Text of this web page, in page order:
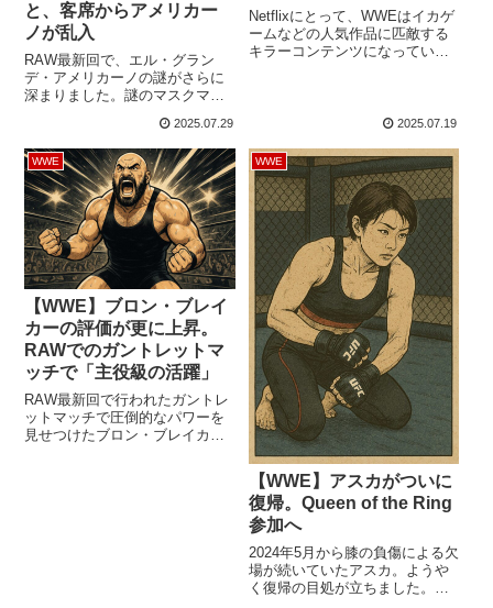
と、客席からアメリカー
ノが乱入
RAW最新回で、エル・グラン
デ・アメリカーノの謎がさらに
深まりました。謎のマスクマン
Judgement Day（フィン・ベイ
ラー＆JDマクドナー）と
LWO（クルーズ・デル・トロ＆
ホアキン・ワイルド）による
WWE世界タッグ王座戦の中盤、
まず「おなじみ」の…背の高い
アメリカーノが登場。しかし、
彼はドラゴン・リーに追われて
バックステージへ...
2025.07.29
Netflixにとって、WWEはイカゲ
ームなどの人気作品に匹敵する
キラーコンテンツになっている
SmackDownやNXT、PLEも配信
た最新視聴データによれば、
2025年1月以降に配信された
WWEの全コンテンツの総再生時
間は2億8...
2025.07.19
WWE
【WWE】ブロン・ブレイ
カーの評価が更に上昇。
RAWでのガントレットマ
ッチで「主役級の活躍」
RAW最新回で行われたガントレ
ットマッチで圧倒的なパワーを
見せつけたブロン・ブレイカ
WWE
【WWE】アスカがついに
復帰。Queen of the Ring
参加へ
2024年5月から膝の負傷による欠
場が続いていたアスカ。ようや
く復帰の目処が立ちました。